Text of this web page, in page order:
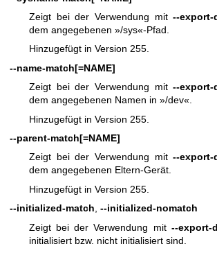
Zeigt bei der Verwendung mit--export-
dem angegebenen »/sys«-Pfad.
Hinzugefügt in Version 255.
--name-match[=NAME]
Zeigt bei der Verwendung mit--export-
dem angegebenen Namen in »/dev«.
Hinzugefügt in Version 255.
--parent-match[=NAME]
Zeigt bei der Verwendung mit--export-
dem angegebenen Eltern-Gerät.
Hinzugefügt in Version 255.
--initialized-match, --initialized-nomatch
Zeigt bei der Verwendung mit --export-
initialisiert bzw. nicht initialisiert sind.